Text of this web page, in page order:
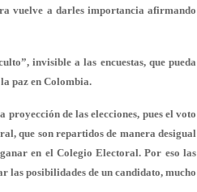
vuelve a darles importancia afirmando
invisible a las encuestas, que pueda
paz en Colombia.
proyección de las elecciones, pues el voto
que son repartidos de manera desigual
en el Colegio Electoral. Por eso las
las posibilidades de un candidato, mucho